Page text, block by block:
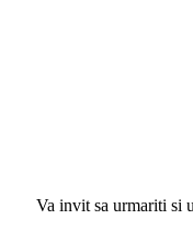
Va invit sa urmariti si